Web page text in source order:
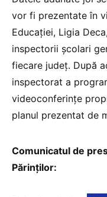
vor fi prezentate în
Educației, Ligia
inspectorii școlari
fiecare județ. După
inspectorat a
videoconferințe
planul prezentat de
Comunicatul de
Părinților: